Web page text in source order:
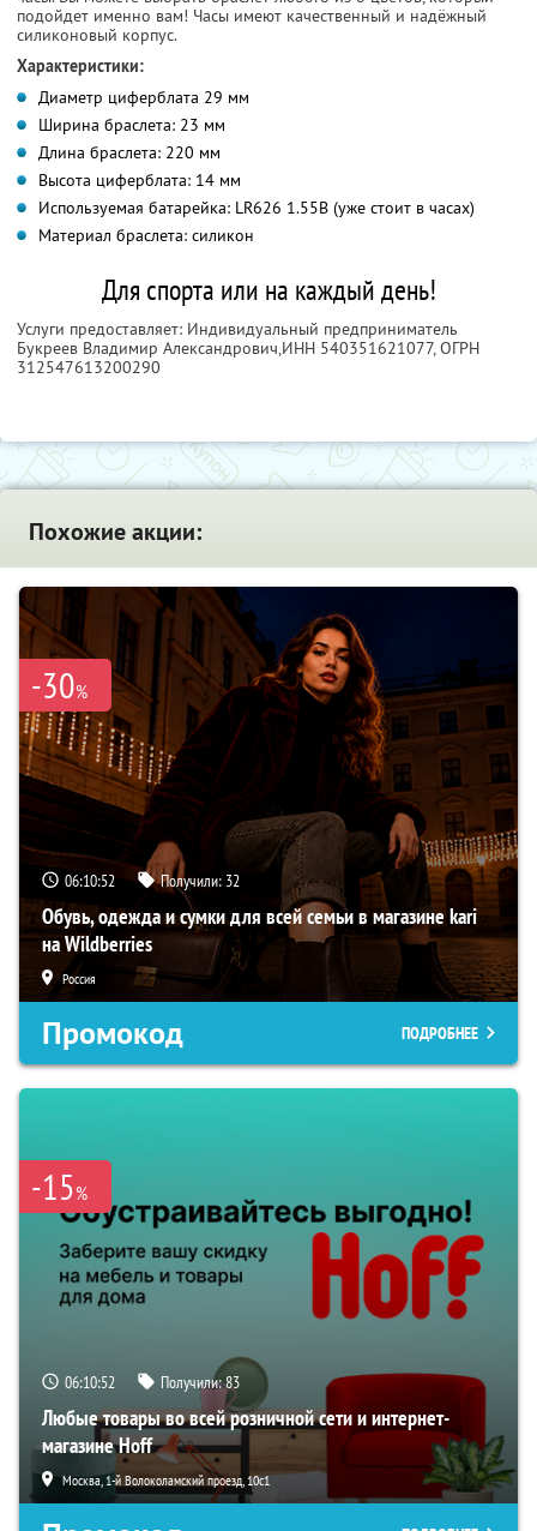
подойдет именно вам! Часы имеют качественный и надёжный
силиконовый корпус.
Характеристики:
Диаметр циферблата 29 мм
Ширина браслета: 23 мм
Длина браслета: 220 мм
Высота циферблата: 14 мм
Используемая батарейка: LR626 1.55В (уже стоит в часах)
Материал браслета: силикон
Для спорта или на каждый день!
Услуги предоставляет: Индивидуальный предприниматель
Букреев Владимир Александрович,ИНН 540351621077, ОГРН
312547613200290
Похожие акции:
-30%
06:10:52 Получили: 32
Обувь, одежда и сумки для всей семьи в магазине kari
на Wildberries
Россия
Промокод ПОДРОБНЕЕ
-15%
06:10:52 Получили:83
Любые товары во всей розничной сети и интернет-
магазине Hoff
Москва, 1-й Волоколамский проезд, 10с1